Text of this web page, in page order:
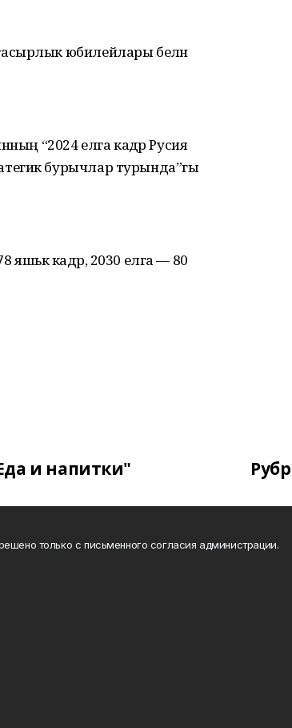
юбилейлары белән
“2024 елга кадәр Русия
бурычлар турында”гы
кадәр, 2030 елга — 80
и напитки"
только с письменного согласия администрации.